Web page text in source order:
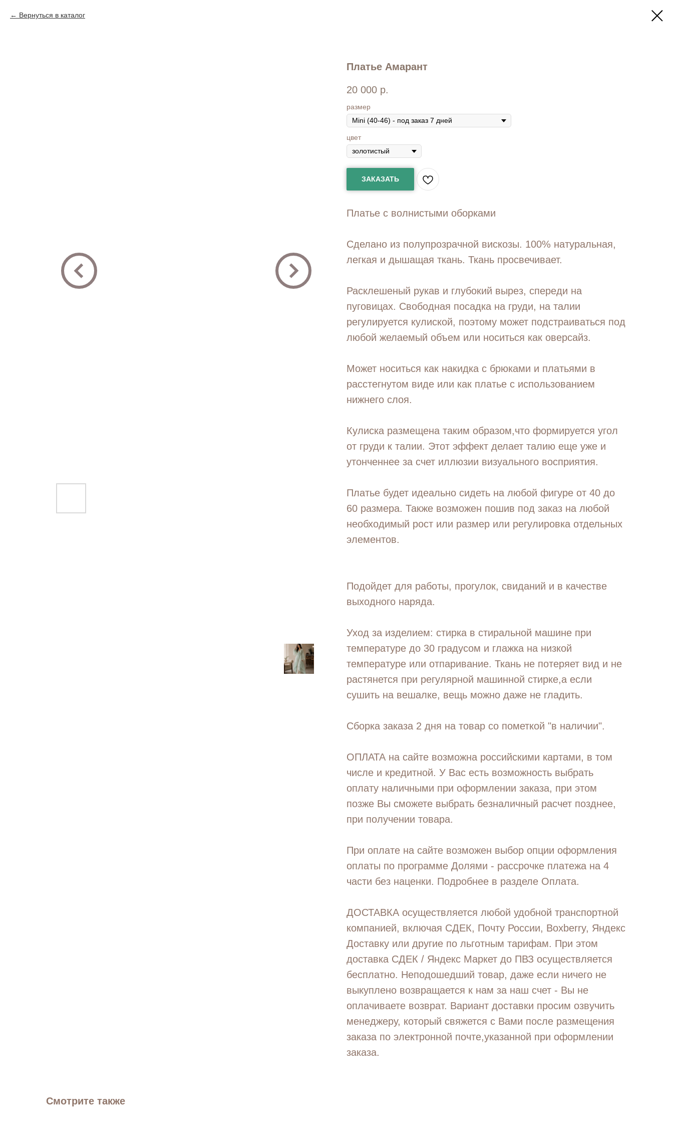
Вернуться в каталог
Платье Амарант
20 000 р.
размер
цвет
ЗАКАЗАТЬ
Платье с волнистыми оборками
Сделано из полупрозрачной вискозы. 100% натуральная,
легкая и дышащая ткань. Ткань просвечивает.
Расклешеный рукав и глубокий вырез, спереди на
пуговицах. Свободная посадка на груди, на талии
регулируется кулиской, поэтому может подстраиваться под
любой желаемый объем или носиться как оверсайз.
Может носиться как накидка с брюками и платьями в
расстегнутом виде или как платье с использованием
нижнего слоя.
Кулиска размещена таким образом,что формируется угол
от груди к талии. Этот эффект делает талию еще уже и
утонченнее за счет иллюзии визуального восприятия.
Платье будет идеально сидеть на любой фигуре от 40 до
60 размера. Также возможен пошив под заказ на любой
необходимый рост или размер или регулировка отдельных
элементов.
Подойдет для работы, прогулок, свиданий и в качестве
выходного наряда.
Уход за изделием: стирка в стиральной машине при
температуре до 30 градусом и глажка на низкой
температуре или отпаривание. Ткань не потеряет вид и не
растянется при регулярной машинной стирке,а если
сушить на вешалке, вещь можно даже не гладить.
Сборка заказа 2 дня на товар со пометкой "в наличии".
ОПЛАТА на сайте возможна российскими картами, в том
числе и кредитной. У Вас есть возможность выбрать
оплату наличными при оформлении заказа, при этом
позже Вы сможете выбрать безналичный расчет позднее,
при получении товара.
При оплате на сайте возможен выбор опции оформления
оплаты по программе Долями - рассрочке платежа на 4
части без наценки. Подробнее в разделе Оплата.
ДОСТАВКА осуществляется любой удобной транспортной
компанией, включая СДЕК, Почту России, Boxberry, Яндекс
Доставку или другие по льготным тарифам. При этом
доставка СДЕК / Яндекс Маркет до ПВЗ осуществляется
бесплатно. Неподошедший товар, даже если ничего не
выкуплено возвращается к нам за наш счет - Вы не
оплачиваете возврат. Вариант доставки просим озвучить
менеджеру, который свяжется с Вами после размещения
заказа по электронной почте,указанной при оформлении
заказа.
Смотрите также